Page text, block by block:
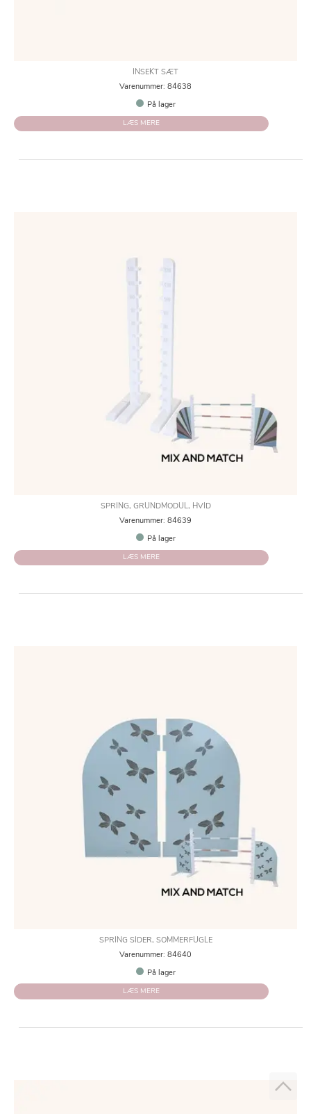
INSEKT SÆT
Varenummer: 84638
På lager
LÆS MERE
SPRING, GRUNDMODUL, HVID
Varenummer: 84639
På lager
LÆS MERE
SPRING SIDER, SOMMERFUGLE
Varenummer: 84640
På lager
LÆS MERE